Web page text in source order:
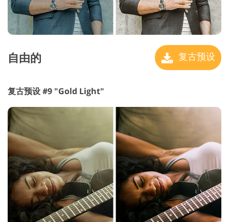
自由的 复古预设
复古预设 #9 "Gold Light"